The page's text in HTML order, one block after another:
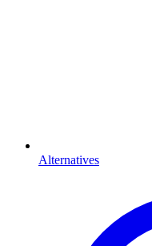
Alternatives